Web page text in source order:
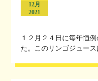
12月
2021
１２月２４日に毎年恒
た。このリンゴジュース